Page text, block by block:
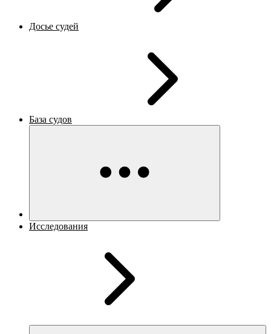
Досье судей
База судов
Исследования